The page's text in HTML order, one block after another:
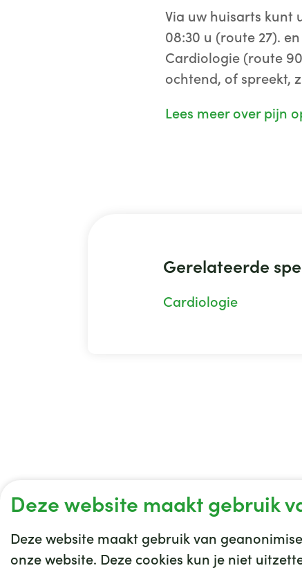
Via uw huisarts kunt
08:30 u (route 27).
Cardiologie (route
ochtend, of spreekt,
Lees meer over pijn
Gerelateerde
Cardiologie
Deze website maakt gebruik
Deze website maakt gebruik van
onze website. Deze cookies kun je niet